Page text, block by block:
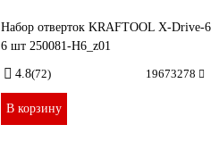
Набор отверток KRAFTOOL Х-Drive-6
6 шт 250081-H6_z01
4.8(72) 19673278
В корзину